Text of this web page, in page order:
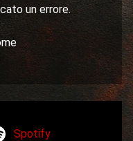
un errore.
Spotify